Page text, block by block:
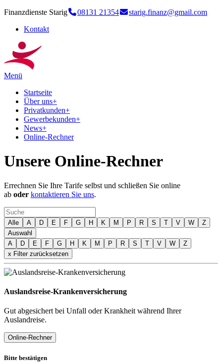
Finanzdienste Starig 08131 21354
starig.finanz@gmail.com
Kontakt
Menü
Startseite
Über uns+
Privatkunden+
Gewerbekunden+
News+
Online-Rechner
Unsere Online-Rechner
Errechnen Sie Ihre Tarife selbst und schließen Sie online
ab oder kontaktieren Sie uns.
Alle A D E F G H K M P R S T V W
Z
Auswahl
A
D E F G H K M P R S T V W
Z
x Filter zurücksetzen
Auslandsreise-Krankenversicherung
Gut abgesichert bei Unfall oder Krankheit während Ihrer
Auslandreise.
Online-Rechner
Bitte bestätigen